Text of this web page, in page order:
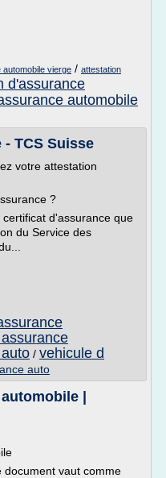
vierge / attestation
d'assurance
automobile
TCS Suisse
votre attestation
?
d'assurance que
du Service des
/ vehicule d
auto
|
document vaut comme